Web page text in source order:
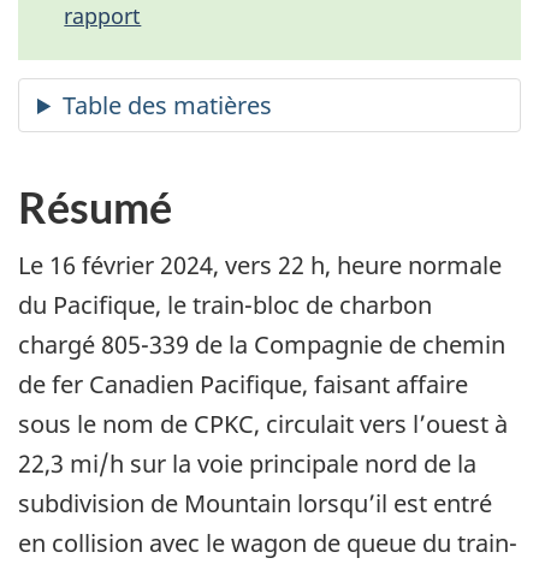
rapport
Résumé
Le 16 février 2024, vers 22 h, heure normale
du Pacifique, le train-bloc de charbon
chargé 805-339 de la Compagnie de chemin
de fer Canadien Pacifique, faisant affaire
sous le nom de CPKC, circulait vers l’ouest à
22,3 mi/h sur la voie principale nord de la
subdivision de Mountain lorsqu’il est entré
en collision avec le wagon de queue du train-